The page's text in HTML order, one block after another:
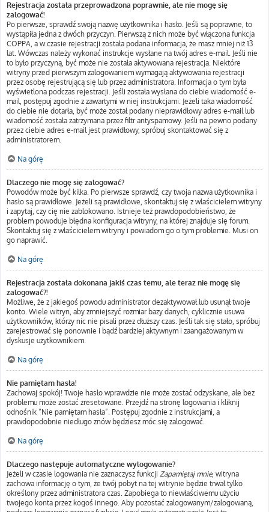
Rejestracja została przeprowadzona poprawnie, ale nie mogę się
zalogować!
Po pierwsze, sprawdź swoją nazwę użytkownika i hasło. Jeśli są poprawne, to
wystąpiła jedna z dwóch przyczyn. Pierwszą z nich może być włączona funkcja
COPPA, a w czasie rejestracji została podana informacja, że masz mniej niż 13
lat. Wówczas należy wykonać instrukcje wysłane na twój adres e-mail. Jeśli nie
to było przyczyną, być może nie została aktywowana rejestracja. Niektóre
witryny przed pierwszym zalogowaniem wymagają aktywowania rejestracji
przez osobę rejestrującą się lub przez administratora. Informacja o tym była
wyświetlona podczas rejestracji. Jeśli została wysłana do ciebie wiadomość e-
mail, postępuj zgodnie z zawartymi w niej instrukcjami. Jeżeli taka wiadomość
do ciebie nie dotarła, być może został podany nieprawidłowy adres e-mail lub
wiadomość została zatrzymana przez filtr antyspamowy. Jeśli na pewno podany
przez ciebie adres e-mail jest prawidłowy, spróbuj skontaktować się z
administratorem.
Na górę
Dlaczego nie mogę się zalogować?
Powodów może być kilka. Po pierwsze sprawdź, czy twoja nazwa użytkownika i
hasło są prawidłowe. Jeżeli są prawidłowe, skontaktuj się z właścicielem witryny
i zapytaj, czy cię nie zablokowano. Istnieje też prawdopodobieństwo, że
problem powoduje błędna konfiguracja witryny, na której znajduje się forum.
Skontaktuj się z właścicielem witryny i powiadom go o tym problemie. Musi on
go naprawić.
Na górę
Rejestracja została dokonana jakiś czas temu, ale teraz nie mogę się
zalogować?!
Możliwe, że z jakiegoś powodu administrator dezaktywował lub usunął twoje
konto. Wiele witryn, aby zmniejszyć rozmiar bazy danych, cyklicznie usuwa
użytkowników, którzy nic nie pisali przez dłuższy czas. Jeśli tak się stało, spróbuj
zarejestrować się ponownie i bądź bardziej aktywnym i zaangażowanym w
dyskusje użytkownikiem.
Na górę
Nie pamiętam hasła!
Zachowaj spokój! Twoje hasło wprawdzie nie może zostać odzyskane, ale bez
problemu może zostać zresetowane. Przejdź na stronę logowania i kliknij
odnośnik “Nie pamiętam hasła”. Postępuj zgodnie z instrukcjami, a
prawdopodobnie niedługo znów będziesz móc się zalogować.
Na górę
Dlaczego następuje automatyczne wylogowanie?
Jeżeli w czasie logowania nie zaznaczysz funkcji Zapamiętaj mnie, witryna
zachowa informację o tym, że twój pobyt na tej witrynie będzie trwał tylko
określony przez administratora czas. Zapobiega to niewłaściwemu użyciu
twojego konta przez kogoś innego. Aby pozostać zalogowanym/zalogowaną,